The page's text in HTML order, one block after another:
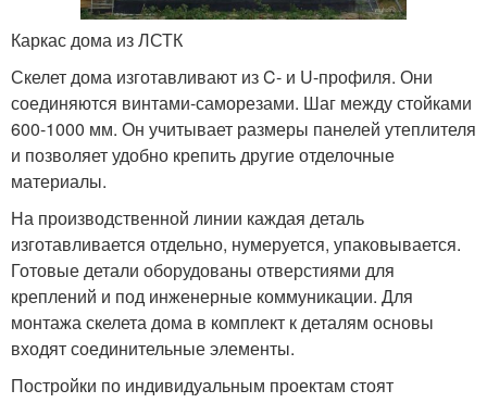
Каркас дома из ЛСТК
Скелет дома изготавливают из C- и U-профиля. Они
соединяются винтами-саморезами. Шаг между стойками
600-1000 мм. Он учитывает размеры панелей утеплителя
и позволяет удобно крепить другие отделочные
материалы.
На производственной линии каждая деталь
изготавливается отдельно, нумеруется, упаковывается.
Готовые детали оборудованы отверстиями для
креплений и под инженерные коммуникации. Для
монтажа скелета дома в комплект к деталям основы
входят соединительные элементы.
Постройки по индивидуальным проектам стоят